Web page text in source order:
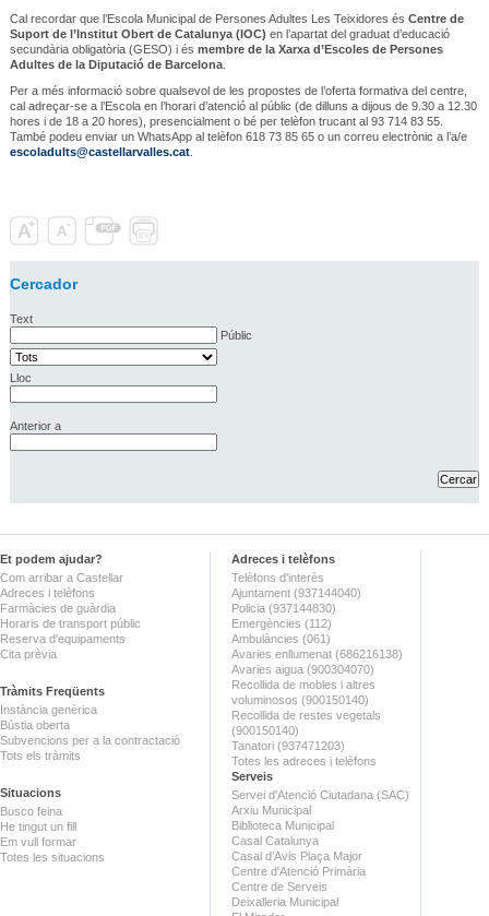
Cal recordar que l’Escola Municipal de Persones Adultes Les Teixidores és Centre de
Suport de l’Institut Obert de Catalunya (IOC) en l’apartat del graduat d’educació
secundària obligatòria (GESO) i és membre de la Xarxa d’Escoles de Persones
Adultes de la Diputació de Barcelona.
Per a més informació sobre qualsevol de les propostes de l’oferta formativa del centre,
cal adreçar-se a l’Escola en l’horari d’atenció al públic (de dilluns a dijous de 9.30 a 12.30
hores i de 18 a 20 hores), presencialment o bé per telèfon trucant al 93 714 83 55.
També podeu enviar un WhatsApp al telèfon 618 73 85 65 o un correu electrònic a l’a/e
escoladults@castellarvalles.cat.
Cercador
Text
Públic
Lloc
Anterior a
Et podem ajudar?
Com arribar a Castellar
Adreces i telèfons
Farmàcies de guàrdia
Horaris de transport públic
Reserva d'equipaments
Cita prèvia
Tràmits Freqüents
Instància genèrica
Bústia oberta
Subvencions per a la contractació
Tots els tràmits
Situacions
Busco feina
He tingut un fill
Em vull formar
Totes les situacions
Adreces i telèfons
Telèfons d'interès
Ajuntament (937144040)
Policia (937144830)
Emergències (112)
Ambulàncies (061)
Avaries enllumenat (686216138)
Avaries aigua (900304070)
Recollida de mobles i altres
voluminosos (900150140)
Recollida de restes vegetals
(900150140)
Tanatori (937471203)
Totes les adreces i telèfons
Serveis
Servei d'Atenció Ciutadana (SAC)
Arxiu Municipal
Biblioteca Municipal
Casal Catalunya
Casal d'Avis Plaça Major
Centre d'Atenció Primària
Centre de Serveis
Deixalleria Municipal